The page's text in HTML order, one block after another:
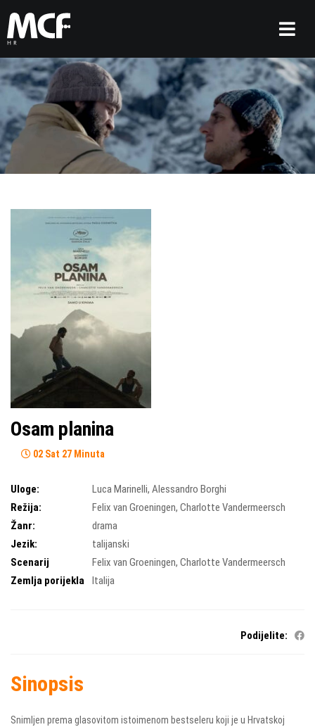
Osam planina
02 Sat 27 Minuta
Uloge: Luca Marinelli,Alessandro Borghi
Režija:
Felix van Groeningen,Charlotte Vandermeersch
Žanr:
drama
Jezik:
talijanski
Scenarij
Felix van Groeningen,Charlotte Vandermeersch
Zemlja porijekla
Italija
Podijelite:
Sinopsis
Snimljen prema glasovitom istoimenom bestseleru koji je u Hrvatskoj